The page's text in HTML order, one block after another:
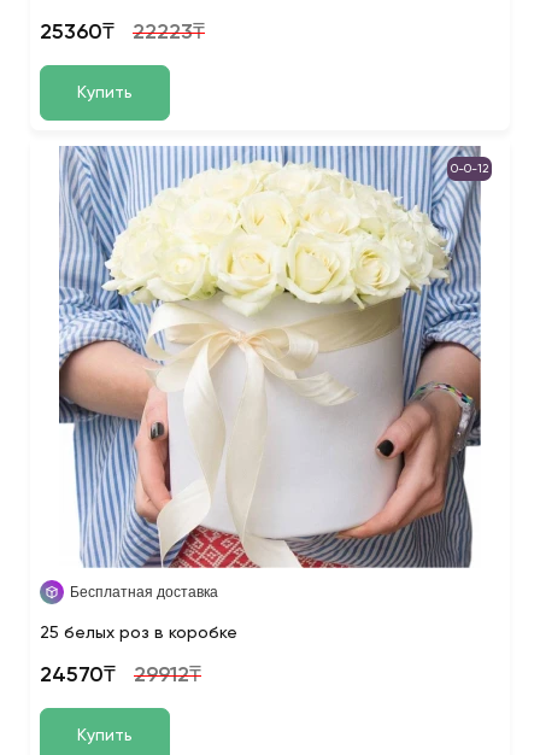
25360₸ 22223₸
Купить
0-0-12
Бесплатная доставка
25 белых роз в коробке
24570₸ 29912₸
Купить